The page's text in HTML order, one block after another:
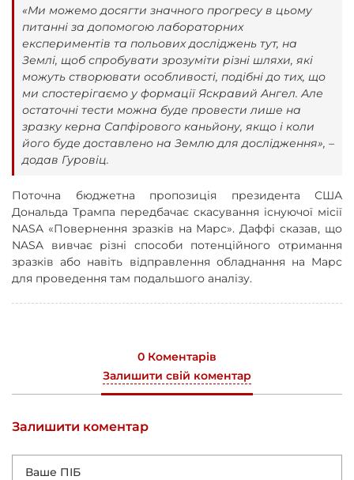
«Ми можемо досягти значного прогресу в цьому
питанні за допомогою лабораторних
експериментів та польових досліджень тут, на
Землі, щоб спробувати зрозуміти різні шляхи, які
можуть створювати особливості, подібні до тих, що
ми спостерігаємо у формації Яскравий Ангел. Але
остаточні тести можна буде провести лише на
зразку керна Сапфірового каньйону, якщо і коли
його буде доставлено на Землю для дослідження», –
додав Гуровіц.
Поточна бюджетна пропозиція президента США
Дональда Трампа передбачає скасування існуючої місії
NASA «Повернення зразків на Марс». Даффі сказав, що
NASA вивчає різні способи потенційного отримання
зразків або навіть відправлення обладнання на Марс
для проведення там подальшого аналізу.
0 Коментарів
Залишити свій коментар
Залишити коментар